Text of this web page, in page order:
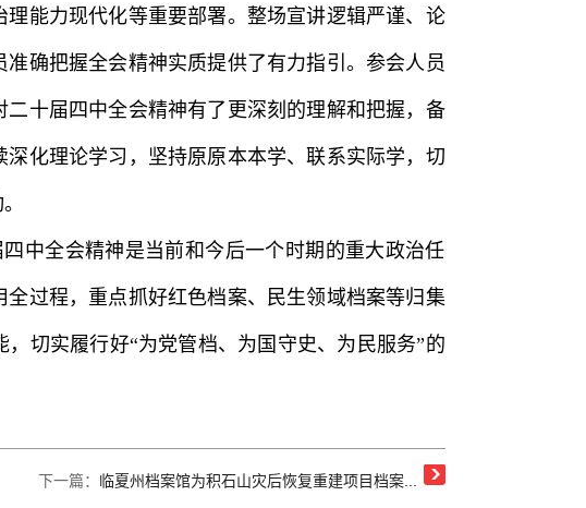
能力现代化等重要部署。整场宣讲逻辑严谨、论
确把握全会精神实质提供了有力指引。 参会人员
十届四中全会精神有了更深刻的理解和把握，备
化理论学习，坚持原原本本学、联系实际学，切
中全会精神是当前和今后一个时期的重大政治任
过程，重点抓好红色档案、民生领域档案等归集
切实履行好“为党管档、为国守史、为民服务”的
下一篇： 临夏州档案馆为积石山灾后恢复重建项目档案...